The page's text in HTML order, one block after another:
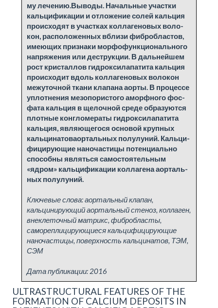
му ле­че­нию.Вы­во­ды. На­чаль­ные участки
каль­ци­фи­ка­ции и от­ло­же­ние со­лей каль­ция
проис­хо­дят в участках кол­ла­гено­вых во­ло­
кон, рас­по­ло­жен­ных вбли­зи фи­бробла­стов,
име­ю­щих при­зна­ки мор­фо­функ­ци­о­наль­но­го
напря­же­ния или де­струк­ции. В даль­ней­шем
рост кри­стал­лов гид­рок­си­лапа­ти­та каль­ция
проис­хо­дит вдоль кол­ла­гено­вых во­ло­кон
меж­у­точ­ной тка­ни клапа­на аор­ты. В про­цес­се
уплот­не­ния ме­зо­по­ри­сто­го аморф­но­го фос­
фа­та каль­ция в ще­лоч­ной сре­де об­ра­зу­ют­ся
плот­ные кон­гло­ме­ра­ты гид­рок­си­лапа­ти­та
каль­ция, яв­ляю­ще­го­ся осно­вой круп­ных
каль­ци­на­товаор­таль­ных по­лу­лу­ний. Каль­ци­
фи­ци­ру­ю­щие на­но­ча­стицы по­тен­ци­аль­но
способ­ны яв­лять­ся само­сто­я­тель­ным
«ядром» каль­ци­фи­ка­ции кол­ла­ге­на аор­таль­
ных по­лу­лу­ний.
Ключевые слова:аортальный клапан,
кальцинирующий аортальный стеноз, коллаген,
внеклеточный матрикс, фибробласты,
самореплицирующиеся кальцифицирующие
наночастицы, поверхность кальцинатов, ТЭМ,
СЭМ
Дата публикации: 2016
ULTRASTRUCTURAL FEATURES OF THE
FORMATION OF CALCIUM DEPOSITS IN